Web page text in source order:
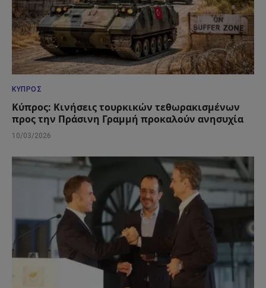
ΚΎΠΡΟΣ
Κύπρος: Κινήσεις τουρκικών τεθωρακισμένων
προς την Πράσινη Γραμμή προκαλούν ανησυχία
10/03/2026